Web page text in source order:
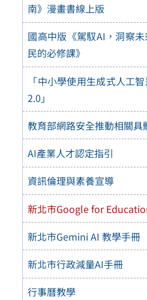
南》漫畫書線上版
國高中版《駕馭AI，洞察
民的必修課》
「中小學使用生成式人工
2.0」
教育部網路安全推動相關具
AI產業人才認定指引
資訊倫理與素養宣導
新北市Google for
新北市Gemini AI 教學手冊
新北市行政減量AI手冊
行事曆教學